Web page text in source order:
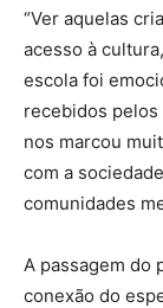
“Ver aquelas
acesso à
escola foi
recebidos
nos marcou
com a
comunidades
A passagem do
conexão do